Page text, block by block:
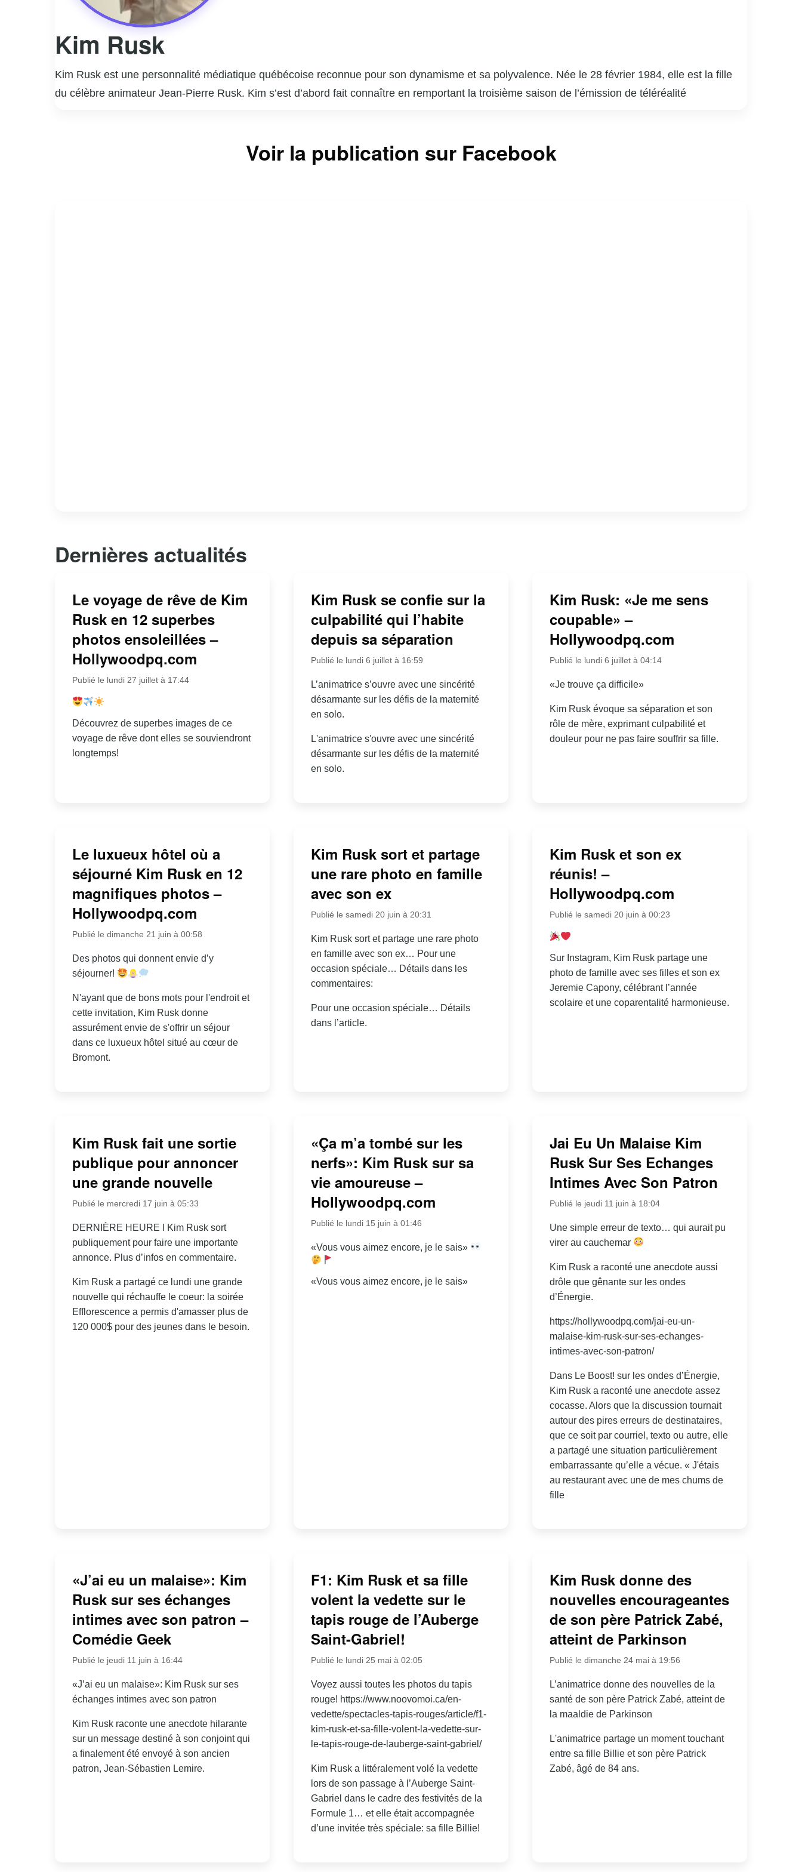
Kim Rusk
Kim Rusk est une personnalité médiatique québécoise reconnue pour son dynamisme et sa polyvalence. Née le 28 février 1984, elle est la fille
du célèbre animateur Jean-Pierre Rusk. Kim s’est d’abord fait connaître en remportant la troisième saison de l’émission de téléréalité
marqué les ondes de stations comme CKOI et Énergie. Kim est également très active sur les réseaux sociaux, où elle partage des moments de
Voir la publication sur Facebook
Dernières actualités
Le voyage de rêve de Kim
Rusk en 12 superbes
photos ensoleillées –
Hollywoodpq.com
Publié le lundi 27 juillet à 17:44
Découvrez de superbes images de ce
voyage de rêve dont elles se souviendront
longtemps!
Kim Rusk se confie sur la
culpabilité qui l’habite
depuis sa séparation
Publié le lundi 6 juillet à 16:59
L’animatrice s’ouvre avec une sincérité
désarmante sur les défis de la maternité
en solo.
L'animatrice s'ouvre avec une sincérité
désarmante sur les défis de la maternité
en solo.
Kim Rusk: «Je me sens
coupable» –
Hollywoodpq.com
Publié le lundi 6 juillet à 04:14
«Je trouve ça difficile»
Kim Rusk évoque sa séparation et son
rôle de mère, exprimant culpabilité et
douleur pour ne pas faire souffrir sa fille.
Le luxueux hôtel où a
séjourné Kim Rusk en 12
magnifiques photos –
Hollywoodpq.com
Publié le dimanche 21 juin à 00:58
Des photos qui donnent envie d’y
séjourner!
N'ayant que de bons mots pour l'endroit et
cette invitation, Kim Rusk donne
assurément envie de s'offrir un séjour
dans ce luxueux hôtel situé au cœur de
Bromont.
Kim Rusk sort et partage
une rare photo en famille
avec son ex
Publié le samedi 20 juin à 20:31
Kim Rusk sort et partage une rare photo
en famille avec son ex… Pour une
occasion spéciale… Détails dans les
commentaires:
Pour une occasion spéciale… Détails
dans l’article.
Kim Rusk et son ex
réunis! –
Hollywoodpq.com
Publié le samedi 20 juin à 00:23
Sur Instagram, Kim Rusk partage une
photo de famille avec ses filles et son ex
Jeremie Capony, célébrant l’année
scolaire et une coparentalité harmonieuse.
Kim Rusk fait une sortie
publique pour annoncer
une grande nouvelle
Publié le mercredi 17 juin à 05:33
DERNIÈRE HEURE l Kim Rusk sort
publiquement pour faire une importante
annonce. Plus d’infos en commentaire.
Kim Rusk a partagé ce lundi une grande
nouvelle qui réchauffe le coeur: la soirée
Efflorescence a permis d'amasser plus de
120 000$ pour des jeunes dans le besoin.
«Ça m’a tombé sur les
nerfs»: Kim Rusk sur sa
vie amoureuse –
Hollywoodpq.com
Publié le lundi 15 juin à 01:46
«Vous vous aimez encore, je le sais»
«Vous vous aimez encore, je le sais»
Jai Eu Un Malaise Kim
Rusk Sur Ses Echanges
Intimes Avec Son Patron
Publié le jeudi 11 juin à 18:04
Une simple erreur de texto… qui aurait pu
virer au cauchemar
Kim Rusk a raconté une anecdote aussi
drôle que gênante sur les ondes
d’Énergie.
https://hollywoodpq.com/jai-eu-un-
malaise-kim-rusk-sur-ses-echanges-
intimes-avec-son-patron/
Dans Le Boost! sur les ondes d’Énergie,
Kim Rusk a raconté une anecdote assez
cocasse. Alors que la discussion tournait
autour des pires erreurs de destinataires,
que ce soit par courriel, texto ou autre, elle
a partagé une situation particulièrement
embarrassante qu’elle a vécue. « J'étais
au restaurant avec une de mes chums de
fille
«J’ai eu un malaise»: Kim
Rusk sur ses échanges
intimes avec son patron –
Comédie Geek
Publié le jeudi 11 juin à 16:44
«J’ai eu un malaise»: Kim Rusk sur ses
échanges intimes avec son patron
Kim Rusk raconte une anecdote hilarante
sur un message destiné à son conjoint qui
a finalement été envoyé à son ancien
patron, Jean-Sébastien Lemire.
F1: Kim Rusk et sa fille
volent la vedette sur le
tapis rouge de l’Auberge
Saint-Gabriel!
Publié le lundi 25 mai à 02:05
Voyez aussi toutes les photos du tapis
rouge! https://www.noovomoi.ca/en-
vedette/spectacles-tapis-rouges/article/f1-
kim-rusk-et-sa-fille-volent-la-vedette-sur-
le-tapis-rouge-de-lauberge-saint-gabriel/
Kim Rusk a littéralement volé la vedette
lors de son passage à l’Auberge Saint-
Gabriel dans le cadre des festivités de la
Formule 1… et elle était accompagnée
d’une invitée très spéciale: sa fille Billie!
Kim Rusk donne des
nouvelles encourageantes
de son père Patrick Zabé,
atteint de Parkinson
Publié le dimanche 24 mai à 19:56
L’animatrice donne des nouvelles de la
santé de son père Patrick Zabé, atteint de
la maaldie de Parkinson
L'animatrice partage un moment touchant
entre sa fille Billie et son père Patrick
Zabé, âgé de 84 ans.